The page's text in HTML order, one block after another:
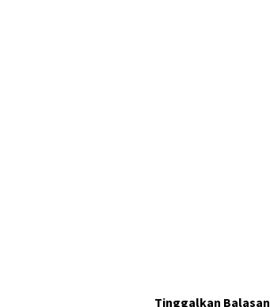
Tinggalkan Balasan